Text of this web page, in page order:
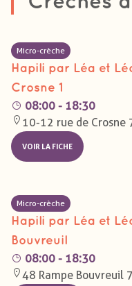
Micro-crèche
Hapili par Léa et
Crosne 1
08:00 - 18:30
10-12 rue de Crosne
VOIR LA FICHE
Micro-crèche
Hapili par Léa et
Bouvreuil
08:00 - 18:30
48 Rampe Bouvreuil